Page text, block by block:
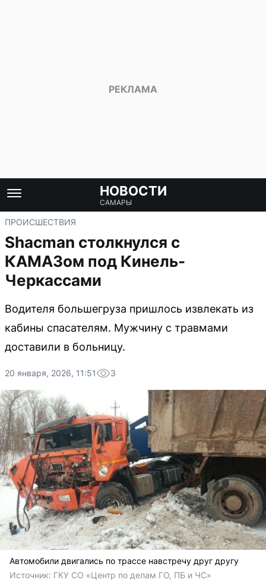
НОВОСТИ
САМАРЫ
ПРОИСШЕСТВИЯ
Shacman столкнулся с
КАМАЗом под Кинель-
Черкассами
Водителя большегруза пришлось извлекать из
кабины спасателям. Мужчину с травмами
доставили в больницу.
20 января, 2026, 11:51 3
Автомобили двигались по трассе навстречу друг другу
Источник: ГКУ СО «Центр по делам ГО, ПБ и ЧС»